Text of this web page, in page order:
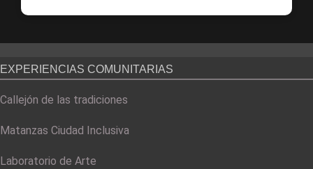
EXPERIENCIAS COMUNITARIAS
Callejón de las tradiciones
Matanzas Ciudad Inclusiva
Laboratorio de Arte